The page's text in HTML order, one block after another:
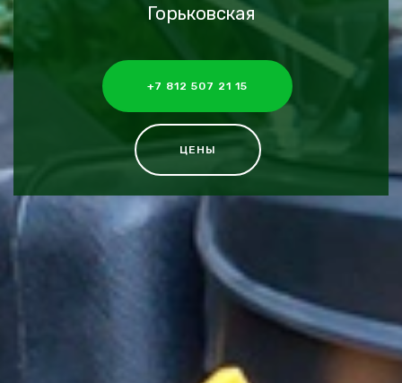
Горьковская
+7 812 507 21 15
ЦЕНЫ